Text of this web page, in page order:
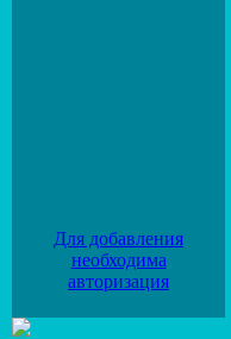
Для добавления
необходима
авторизация